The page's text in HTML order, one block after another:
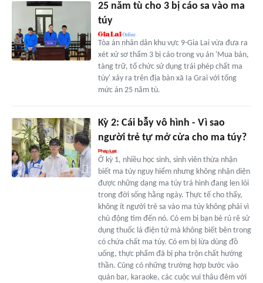
25 năm tù cho 3 bị cáo sa vào ma
túy
Tòa án nhân dân khu vực 9-Gia Lai vừa đưa ra
xét xử sơ thẩm 3 bị cáo trong vụ án 'Mua bán,
tàng trữ, tổ chức sử dụng trái phép chất ma
túy' xảy ra trên địa bàn xã Ia Grai với tổng
mức án 25 năm tù.
Kỳ 2: Cái bẫy vô hình - Vì sao
người trẻ tự mở cửa cho ma túy?
Ở kỳ 1, nhiều học sinh, sinh viên thừa nhận
biết ma túy nguy hiểm nhưng không nhận diện
được những dạng ma túy trá hình đang len lỏi
trong đời sống hằng ngày. Thực tế cho thấy,
không ít người trẻ sa vào ma túy không phải vì
chủ động tìm đến nó. Có em bị bạn bè rủ rê sử
dụng thuốc lá điện tử mà không biết bên trong
có chứa chất ma túy. Có em bị lừa dùng đồ
uống, thực phẩm đã bị pha trộn chất hướng
thần. Cũng có những trường hợp bước vào
quán bar, karaoke, các cuộc vui thâu đêm với